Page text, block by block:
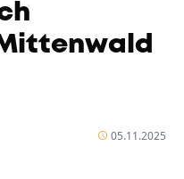
05.11.2025